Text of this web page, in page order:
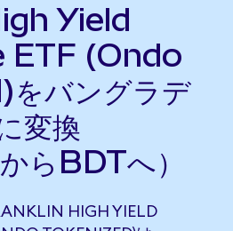
Yield
ETF (Ondo
バングラデ
変換
らBDTへ）
HIGH YIELD